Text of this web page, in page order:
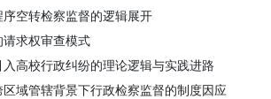
空转检察监督的逻辑展开
求权审查模式
高校行政纠纷的理论逻辑与实践进路
域管辖背景下行政检察监督的制度因应